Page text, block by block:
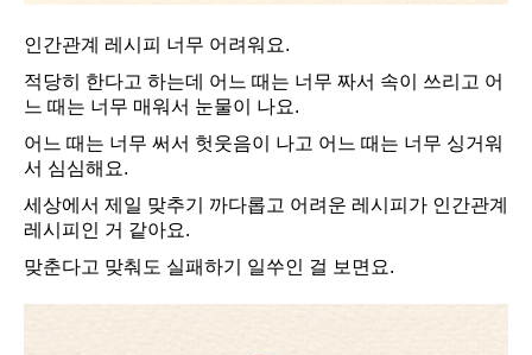
인간관계 레시피 너무 어려워요.
적당히 한다고 하는데 어느 때는 너무 짜서 속이 쓰리고 어
느 때는 너무 매워서 눈물이 나요.
어느 때는 너무 써서 헛웃음이 나고 어느 때는 너무 싱거워
서 심심해요.
세상에서 제일 맞추기 까다롭고 어려운 레시피가 인간관계
레시피인 거 같아요.
맞춘다고 맞춰도 실패하기 일쑤인 걸 보면요.